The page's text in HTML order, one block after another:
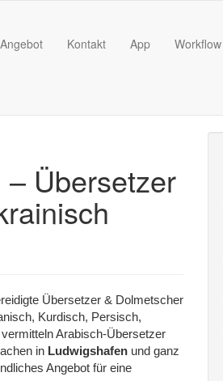
Angebot Kontakt App Workflow
Übersetzer
Übersetzer & Dolmetscher
Kurdisch, Persisch,
Arabisch-Übersetzer
in Ludwigshafen und ganz
Angebot für eine